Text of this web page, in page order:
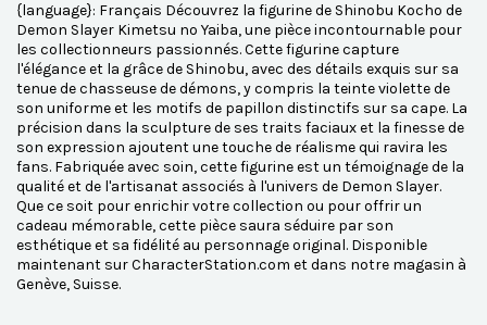
{language}: Français Découvrez la figurine de Shinobu Kocho de
Demon Slayer Kimetsu no Yaiba, une pièce incontournable pour
les collectionneurs passionnés. Cette figurine capture
l'élégance et la grâce de Shinobu, avec des détails exquis sur sa
tenue de chasseuse de démons, y compris la teinte violette de
son uniforme et les motifs de papillon distinctifs sur sa cape. La
précision dans la sculpture de ses traits faciaux et la finesse de
son expression ajoutent une touche de réalisme qui ravira les
fans. Fabriquée avec soin, cette figurine est un témoignage de la
qualité et de l'artisanat associés à l'univers de Demon Slayer.
Que ce soit pour enrichir votre collection ou pour offrir un
cadeau mémorable, cette pièce saura séduire par son
esthétique et sa fidélité au personnage original. Disponible
maintenant sur CharacterStation.com et dans notre magasin à
Genève, Suisse.